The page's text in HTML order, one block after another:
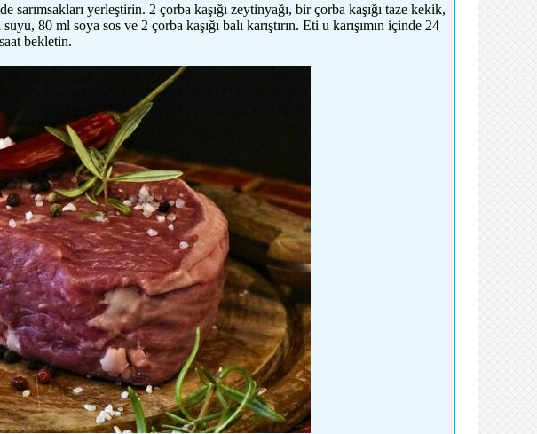
yerleştirin. 2 çorba kaşığı zeytinyağı, bir çorba kaşığı taze kekik,
80 ml soya sos ve 2 çorba kaşığı balı karıştırın. Eti u karışımın içinde 24
saat bekletin.